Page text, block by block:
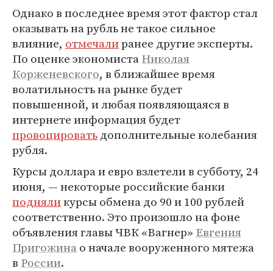
Однако в последнее время этот фактор стал
оказывать на рубль не такое сильное
влияние, отмечалиранее другие эксперты.
По оценке экономистаНиколая
Корженевского, в ближайшее время
волатильность на рынке будет
повышенной, и любая появляющаяся в
интернете информация будет
провоцироватьдополнительные колебания
рубля.
Курсы доллара и евро взлетели в субботу, 24
июня, — некоторые российские банки
подняликурсы обмена до 90 и 100 рублей
соответственно. Это произошло на фоне
объявления главы ЧВК «Вагнер» Евгения
Пригожинао начале вооруженного мятежа
в России.